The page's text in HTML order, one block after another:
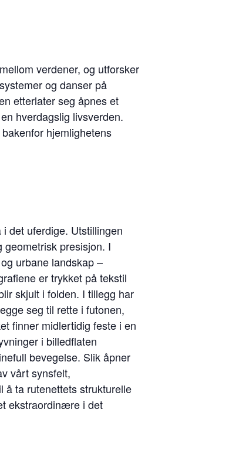
verdener, og utforsker
og danser på
etterlater seg åpnes et
hverdagslig livsverden.
hjemlighetens
det uferdige. Utstillingen
presisjon. I
urbane landskap –
er trykket på tekstil
skjult i folden. I tillegg har
seg til rette i futonen,
finner midlertidig feste i en
i billedflaten
bevegelse. Slik åpner
vårt synsfelt,
å ta rutenettets strukturelle
ekstraordinære i det